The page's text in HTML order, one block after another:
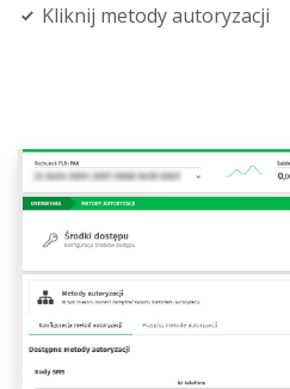
Kliknij metody autoryzacji